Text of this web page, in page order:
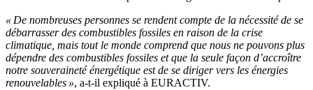
« De nombreuses personnes se rendent compte de la nécessité de se
débarrasser des combustibles fossiles en raison de la crise
climatique, mais tout le monde comprend que nous ne pouvons plus
dépendre des combustibles fossiles et que la seule façon d’accroître
notre souveraineté énergétique est de se diriger vers les énergies
renouvelables », a-t-il expliqué à EURACTIV.